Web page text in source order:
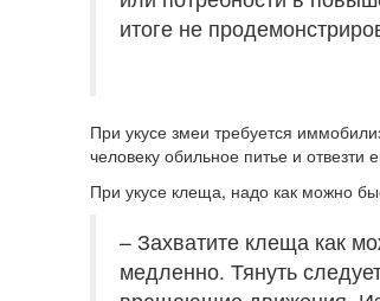
итоге не
При укусе змеи требуется
человеку обильное питье и отвезти
При укусе клеща, надо как можно
– Захватите клеща как
медленно. Тянуть